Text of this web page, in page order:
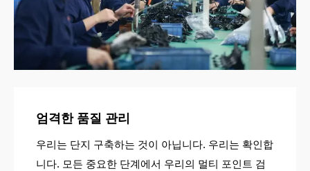
엄격한 품질 관리
우리는 단지 구축하는 것이 아닙니다. 우리는 확인합
니다. 모든 중요한 단계에서 우리의 멀티 포인트 검